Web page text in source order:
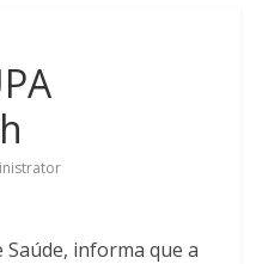
informa que a